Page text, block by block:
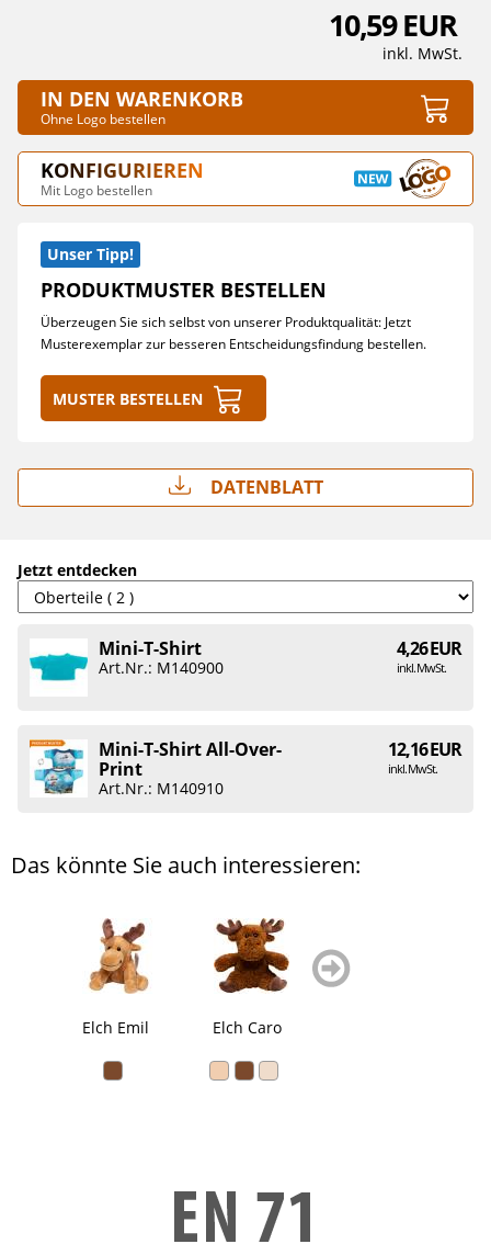
10,59 EUR
inkl. MwSt.
IN DEN WARENKORB
Ohne Logo bestellen
KONFIGURIEREN
Mit Logo bestellen
Unser Tipp!
PRODUKTMUSTER BESTELLEN
Überzeugen Sie sich selbst von unserer Produktqualität: Jetzt
Musterexemplar zur besseren Entscheidungsfindung bestellen.
Muster bestellen
Datenblatt
Jetzt entdecken
Mini-T-Shirt 4,26 EUR
inkl. MwSt.
Art.Nr.: M140900
Mini-T-Shirt All-Over-
Print
12,16 EUR
inkl. MwSt.
Art.Nr.: M140910
Das könnte Sie auch interessieren:
Elch Emil Elch Caro
weiter
blättern